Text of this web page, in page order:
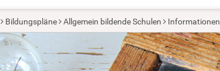
Bildungspläne Allgemein bildende Schulen Informationen